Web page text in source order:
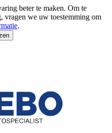
beter te maken. Om te
vragen we uw toestemming om
.